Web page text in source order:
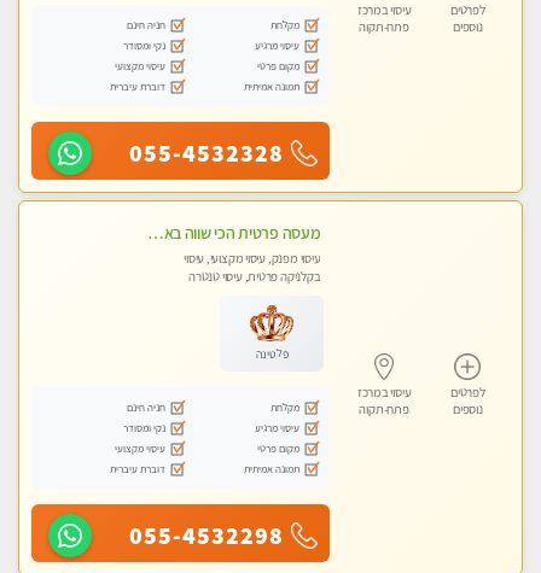
לפרטים
נוספים
עיסוי במרכז
פתח-תקוה
מקלחת
חניה חינם
עיסוי מרגיע
נקי ומסודר
מקום פרטי
עיסוי מקצועי
תמונה אמיתית
דוברת עיברית
055-4532328
לפרטים
נוספים
עיסוי במרכז
פתח-תקוה
מעסה פרטית הכי שווה באזור המרכז!!!
עיסוי מפנק, עיסוי מקצועי, עיסוי
בקלניקה פרטית, עיסוי טנטרה
פלטינה
מקלחת
חניה חינם
עיסוי מרגיע
נקי ומסודר
מקום פרטי
עיסוי מקצועי
תמונה אמיתית
דוברת עיברית
055-4532298